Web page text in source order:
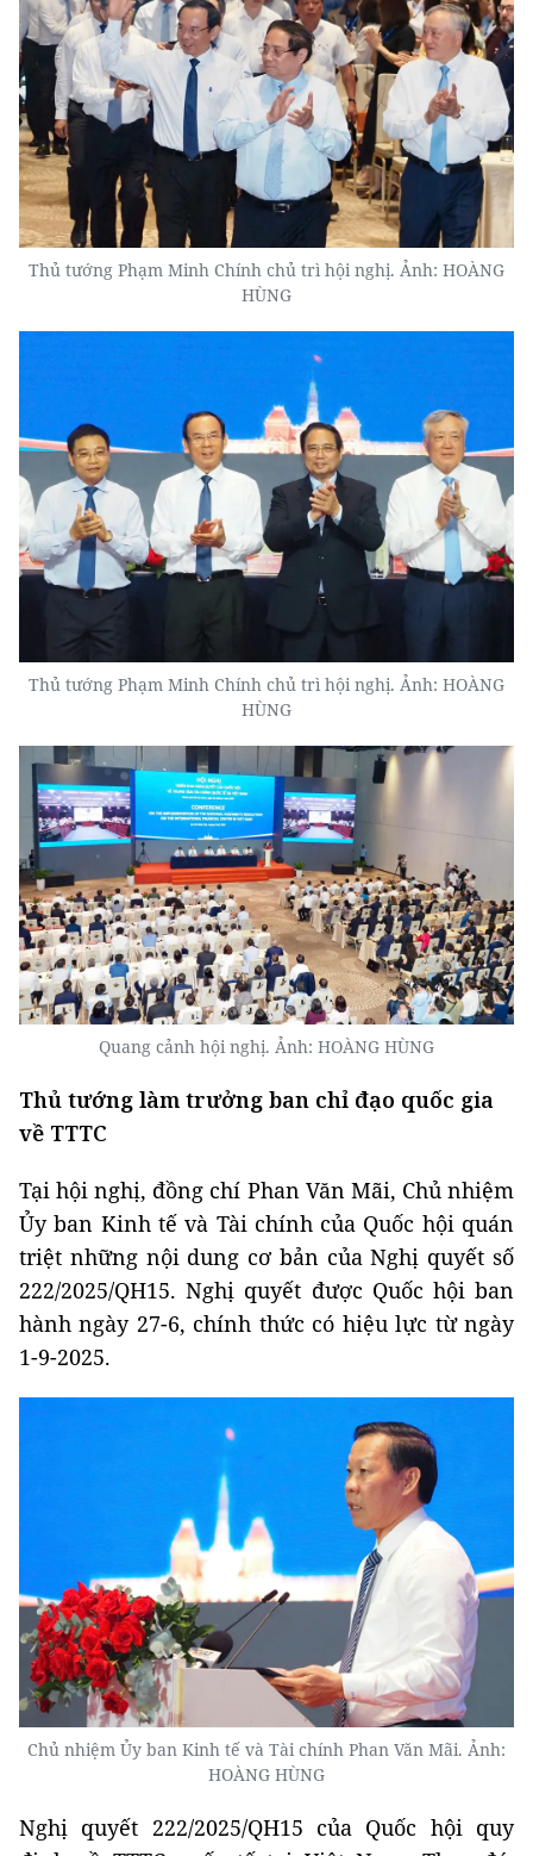
Thủ tướng Phạm Minh Chính chủ trì hội nghị. Ảnh: HOÀNG
HÙNG
Thủ tướng Phạm Minh Chính chủ trì hội nghị. Ảnh: HOÀNG
HÙNG
Quang cảnh hội nghị. Ảnh: HOÀNG HÙNG
Thủ tướng làm trưởng ban chỉ đạo quốc gia
về TTTC
Tại hội nghị, đồng chí Phan Văn Mãi, Chủ nhiệm
Ủy ban Kinh tế và Tài chính của Quốc hội quán
triệt những nội dung cơ bản của Nghị quyết số
222/2025/QH15. Nghị quyết được Quốc hội ban
hành ngày 27-6, chính thức có hiệu lực từ ngày
1-9-2025.
Chủ nhiệm Ủy ban Kinh tế và Tài chính Phan Văn Mãi. Ảnh:
HOÀNG HÙNG
Nghị quyết 222/2025/QH15 của Quốc hội quy